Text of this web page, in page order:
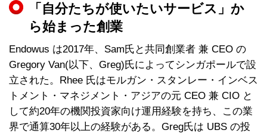
「自分たちが使いたいサービス」か
ら始まった創業
Endowus は2017年、Sam氏と共同創業者 兼 CEO の
Gregory Van(以下、Greg)氏によってシンガポールで設
立された。Rhee 氏はモルガン・スタンレー・インベス
トメント・マネジメント・アジアの元 CEO 兼 CIO と
して約20年の機関投資家向け運用経験を持ち、この業
界で通算30年以上の経験がある。Greg氏は UBS の投